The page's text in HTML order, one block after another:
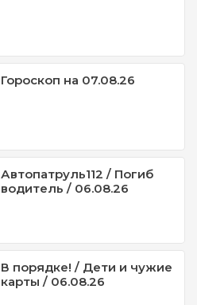
Гороскоп на 07.08.26
Автопатруль112 / Погиб
водитель / 06.08.26
В порядке! / Дети и чужие
карты / 06.08.26